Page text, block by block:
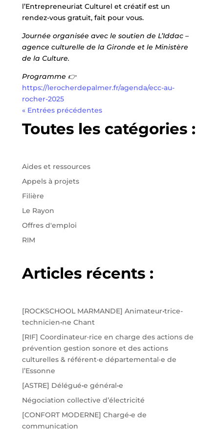
l’Entrepreneuriat Culturel et créatif est un
rendez-vous gratuit, fait pour vous.
Journée organisée avec le soutien de L’Iddac –
agence culturelle de la Gironde et le Ministère
de la Culture.
Programme 👉
https://lerocherdepalmer.fr/agenda/ecc-au-
rocher-2025
« Entrées précédentes
Toutes les catégories :
Aides et ressources
Appels à projets
Filière
Le Rayon
Offres d'emploi
RIM
Articles récents :
[ROCKSCHOOL MARMANDE] Animateur•trice-
technicien•ne Chant
[RIF] Coordinateur·rice en charge des actions de
prévention gestion sonore et des actions
culturelles & référent·e départemental·e de
l’Essonne
[ASTRE] Délégué•e général•e
Négociation collective d’électricité
[CONFORT MODERNE] Chargé•e de
communication